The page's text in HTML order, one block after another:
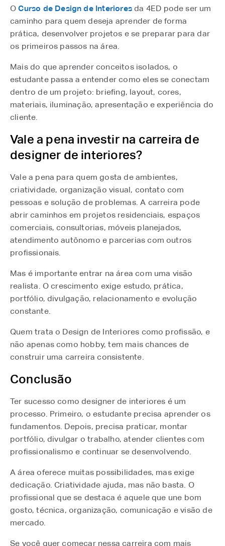
OCurso de Design de Interioresda 4ED pode ser um
caminho para quem deseja aprender de forma
prática, desenvolver projetos e se preparar para dar
os primeiros passos na área.
Mais do que aprender conceitos isolados, o
estudante passa a entender como eles se conectam
dentro de um projeto: briefing, layout, cores,
materiais, iluminação, apresentação e experiência do
cliente.
Vale a pena investir na carreira de
designer de interiores?
Vale a pena para quem gosta de ambientes,
criatividade, organização visual, contato com
pessoas e solução de problemas. A carreira pode
abrir caminhos em projetos residenciais, espaços
comerciais, consultorias, móveis planejados,
atendimento autônomo e parcerias com outros
profissionais.
Mas é importante entrar na área com uma visão
realista. O crescimento exige estudo, prática,
portfólio, divulgação, relacionamento e evolução
constante.
Quem trata o Design de Interiores como profissão, e
não apenas como hobby, tem mais chances de
construir uma carreira consistente.
Conclusão
Ter sucesso como designer de interiores é um
processo. Primeiro, o estudante precisa aprender os
fundamentos. Depois, precisa praticar, montar
portfólio, divulgar o trabalho, atender clientes com
profissionalismo e continuar se desenvolvendo.
A área oferece muitas possibilidades, mas exige
dedicação. Criatividade ajuda, mas não basta. O
profissional que se destaca é aquele que une bom
gosto, técnica, organização, comunicação e visão de
mercado.
Se você quer começar nessa carreira com mais